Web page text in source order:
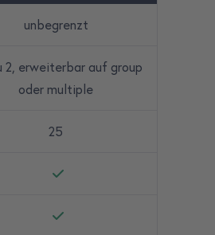
unbegrenzt
2, erweiterbar auf group
oder multiple
25